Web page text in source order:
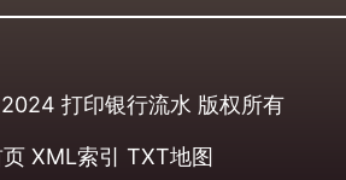
打印银行流水 版权所有
页 XML索引 TXT地图